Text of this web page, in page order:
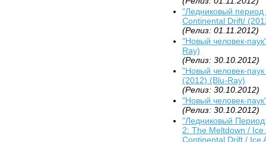
"Ледниковый
Continental Drift/
(Релиз: 01.11.2012)
"Новый человек-
Ray)
(Релиз: 30.10.2012)
"Новый человек-
(2012) (Blu-Ray)
(Релиз: 30.10.2012)
"Новый человек-
(Релиз: 30.10.2012)
"Ледниковый
2: The Meltdown /
Continental Drift / Ice